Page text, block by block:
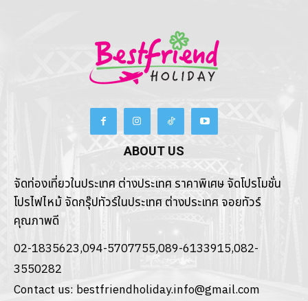
เลือกเส้นทางที่ต้องการ
ตัวอย่างต่างประเทศ
ตัวอย่างในประเทศ
โปรโมชั่นทัวร์
เรือดินเนอร์เจ้าพระยา
ABOUT US
จัดท่องเที่ยวในประเทศ ต่างประเทศ ราคาพิเศษ จัดโปรโมชั่น
โปรไฟไหม้ จัดกรุ๊ปทัวร์ในประเทศ ต่างประเทศ จอยทัวร์
คุณภาพดี
02-1835623,094-5707755,089-6133915,082-
3550282
Contact us: bestfriendholiday.info@gmail.com